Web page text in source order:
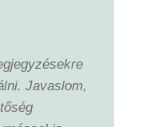
Javaslom,